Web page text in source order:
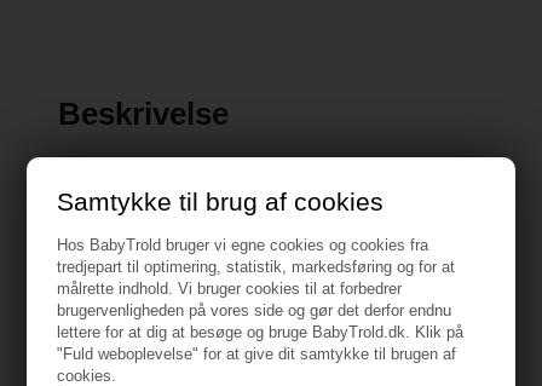
Samtykke til brug af cookies
Hos BabyTrold bruger vi egne cookies og cookies fra
tredjepart til optimering, statistik, markedsføring og for at
målrette indhold. Vi bruger cookies til at forbedrer
brugervenligheden på vores side og gør det derfor endnu
lettere for at dig at besøge og bruge BabyTrold.dk. Klik på
"Fuld weboplevelse" for at give dit samtykke til brugen af
cookies.
Beskrivelse
Specifikationer
Vejledning